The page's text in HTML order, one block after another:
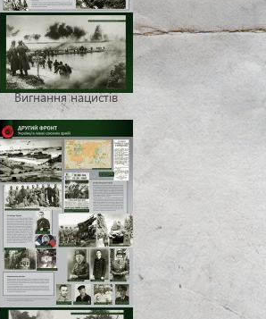
Вигнання нацистів